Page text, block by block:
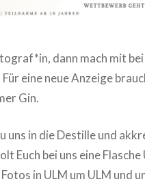
dann mach mit
eine neue Anzeige
Gin.
uns in die Destille und
Euch bei uns eine Flasche
in ULM um ULM und